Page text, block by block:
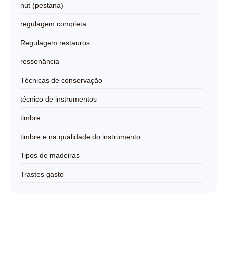
nut (pestana)
regulagem completa
Regulagem restauros
ressonância
Técnicas de conservação
técnico de instrumentos
timbre
timbre e na qualidade do instrumento
Tipos de madeiras
Trastes gasto